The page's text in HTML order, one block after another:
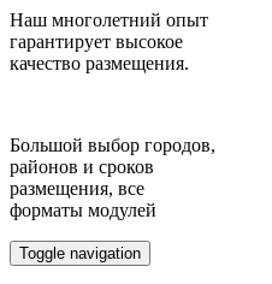
Наш многолетний опыт
гарантирует высокое
качество размещения.
Большой выбор городов,
районов и сроков
размещения, все
форматы модулей
Toggle navigation